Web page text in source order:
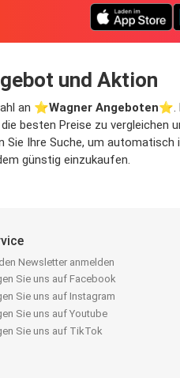
und Aktion
an ⭐️Wagner Angeboten⭐️.
besten Preise zu
Ihre Suche, um
günstig einzukaufen.
Newsletter anmelden
Sie uns auf Facebook
Sie uns auf Instagram
Sie uns auf Youtube
Sie uns auf TikTok